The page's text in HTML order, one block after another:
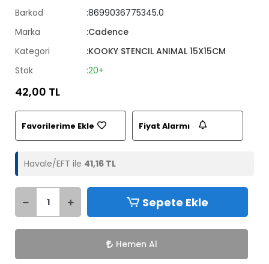
Barkod
:8699036775345.0
Marka
:Cadence
Kategori
:KOOKY STENCIL ANIMAL 15X15CM
Stok
:20+
42,00 TL
Favorilerime Ekle Fiyat Alarmı
Havale/EFT ile 41,16 TL
Sepete Ekle
Hemen Al